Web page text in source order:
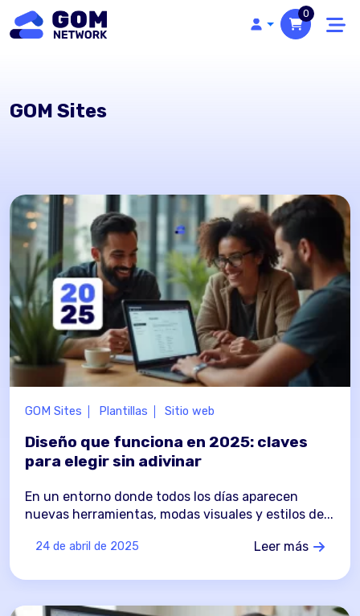
0
GOM Sites
GOM Sites Plantillas Sitio web
Diseño que funciona en 2025: claves
para elegir sin adivinar
En un entorno donde todos los días aparecen
nuevas herramientas, modas visuales y estilos de...
24 de abril de 2025 Leer más